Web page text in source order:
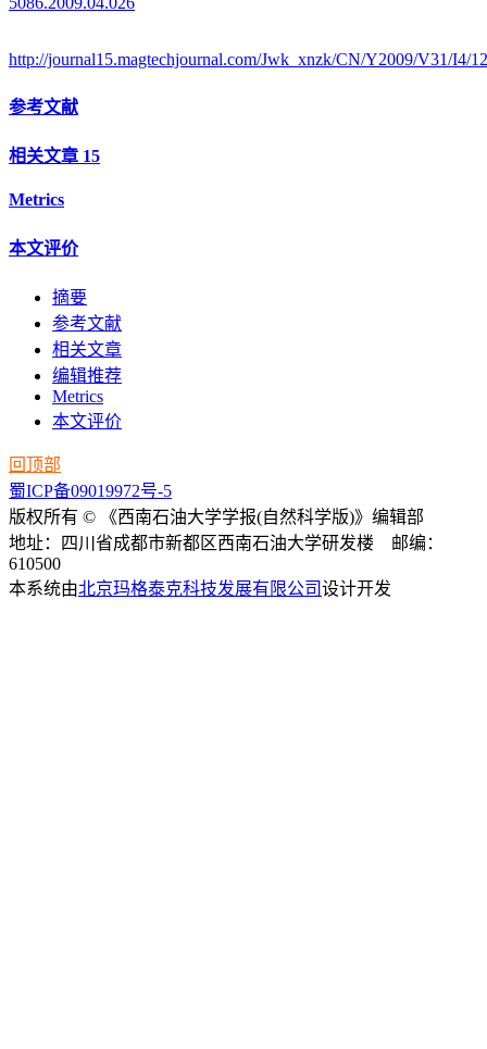
http://journal15.magtechjournal.com/Jwk_xnzk/CN/Y2009/V31/I4/
参考文献
相关文章 15
Metrics
本文评价
摘要
参考文献
相关文章
编辑推荐
Metrics
本文评价
回顶部
蜀ICP备09019972号-5
版权所有 © 《西南石油大学学报(自然科学版)》编辑部
地址：四川省成都市新都区西南石油大学研发楼 邮编：
610500
本系统由北京玛格泰克科技发展有限公司设计开发